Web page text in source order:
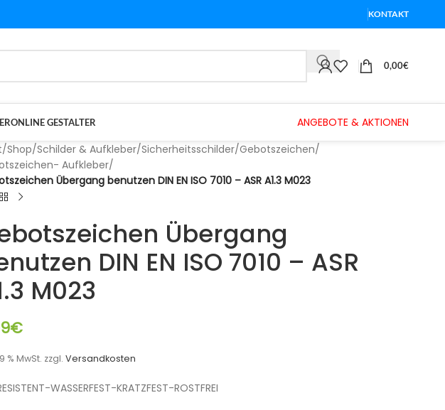
KONTAKT
0,00€
ONLINE GESTALTER ANGEBOTE & AKTIONEN
/Shop/Schilder & Aufkleber/Sicherheitsschilder/Gebotszeichen/
Aufkleber/
Übergang benutzen DIN EN ISO 7010 – ASR A1.3 M023
Übergang
DIN EN ISO 7010 – ASR
M023
€
% MwSt. zzgl. Versandkosten
WASSERFEST-KRATZFEST-ROSTFREI